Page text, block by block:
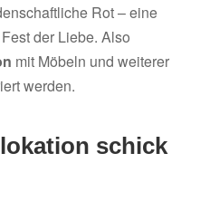
Rot – eine
der Liebe. Also
mit Möbeln und weiterer
werden.
schick